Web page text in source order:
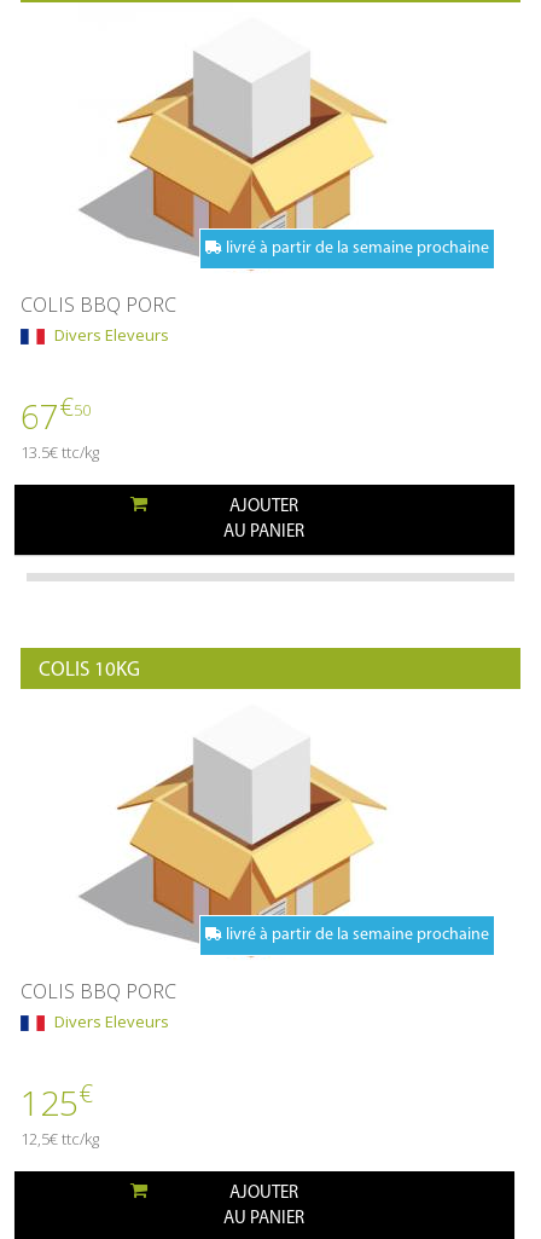
livré à partir de la semaine prochaine
COLIS BBQ PORC
Divers Eleveurs
67€50
13.5€ ttc/kg
AJOUTER
AU PANIER
COLIS 10KG
livré à partir de la semaine prochaine
COLIS BBQ PORC
Divers Eleveurs
125€
12,5€ ttc/kg
AJOUTER
AU PANIER